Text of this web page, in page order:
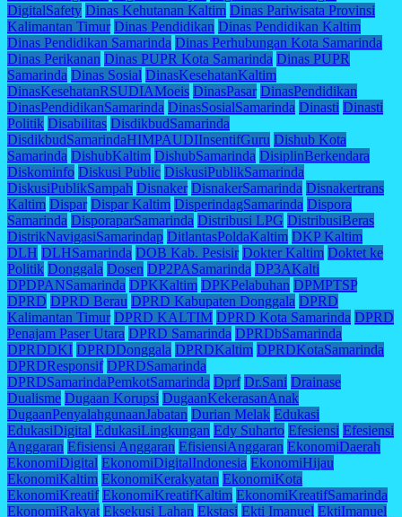
DigitalSafety Dinas Kehutanan Kaltim Dinas Pariwisata Provinsi
Kalimantan Timur Dinas Pendidikan Dinas Pendidikan Kaltim
Dinas Pendidikan Samarinda Dinas Perhubungan Kota Samarinda
Dinas Perikanan Dinas PUPR Kota Samarinda Dinas PUPR
Samarinda Dinas Sosial DinasKesehatanKaltim
DinasKesehatanRSUDIAMoeis DinasPasar DinasPendidikan
DinasPendidikanSamarinda DinasSosialSamarinda Dinasti Dinasti
Politik Disabilitas DisdikbudSamarinda
DisdikbudSamarindaHIMPAUDIInsentifGuru Dishub Kota
Samarinda DishubKaltim DishubSamarinda DisiplinBerkendara
Diskominfo Diskusi Public DiskusiPublikSamarinda
DiskusiPublikSampah Disnaker DisnakerSamarinda Disnakertrans
Kaltim Dispar Dispar Kaltim DisperindagSamarinda Dispora
Samarinda DisporaparSamarinda Distribusi LPG DistribusiBeras
DistrikNavigasiSamarindap DitlantasPoldaKaltim DKP Kaltim
DLH DLHSamarinda DOB Kab. Pesisir Dokter Kaltim Doktet ke
Politik Donggala Dosen DP2PASamarinda DP3AKalti
DPDPANSamarinda DPKKaltim DPKPelabuhan DPMPTSP
DPRD DPRD Berau DPRD Kabupaten Donggala DPRD
Kalimantan Timur DPRD KALTIM DPRD Kota Samarinda DPRD
Penajam Paser Utara DPRD Samarinda DPRDbSamarinda
DPRDDKI DPRDDonggala DPRDKaltim DPRDKotaSamarinda
DPRDResponsif DPRDSamarinda
DPRDSamarindaPemkotSamarinda Dprf Dr.Sani Drainase
Dualisme Dugaan Korupsi DugaanKekerasanAnak
DugaanPenyalahgunaanJabatan Durian Melak Edukasi
EdukasiDigital EdukasiLingkungan Edy Suharto Efesiensi Efesiensi
Anggaran Efisiensi Anggaran EfisiensiAnggaran EkonomiDaerah
EkonomiDigital EkonomiDigitalIndonesia EkonomiHijau
EkonomiKaltim EkonomiKerakyatan EkonomiKota
EkonomiKreatif EkonomiKreatifKaltim EkonomiKreatifSamarinda
EkonomiRakyat Eksekusi Lahan Ekstasi Ekti Imanuel EktiImanuel